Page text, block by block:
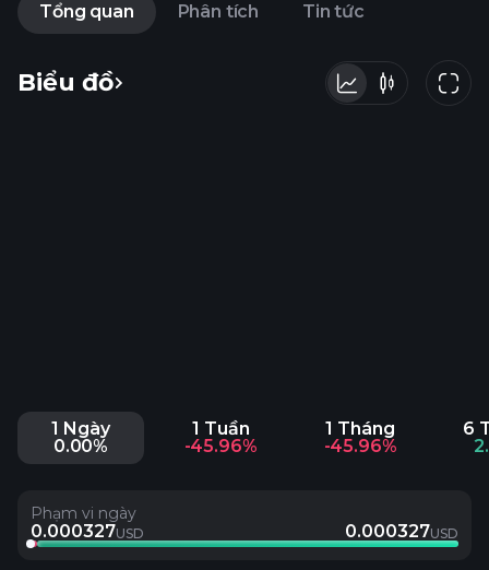
Tổng quan Phân tích Tin tức
Biểu đồ
1 Ngày
0.00%
1 Tuần
-45.96%
1 Tháng
-45.96%
6
Phạm vi ngày
0.000327USD 0.000327USD